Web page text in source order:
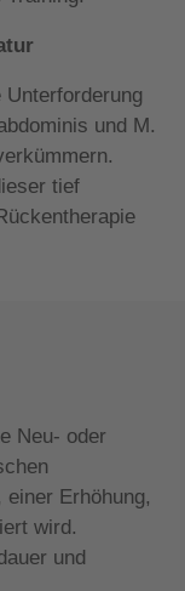
Unterforderung
und M.
tief
Neu- oder
Erhöhung,
wird.
und